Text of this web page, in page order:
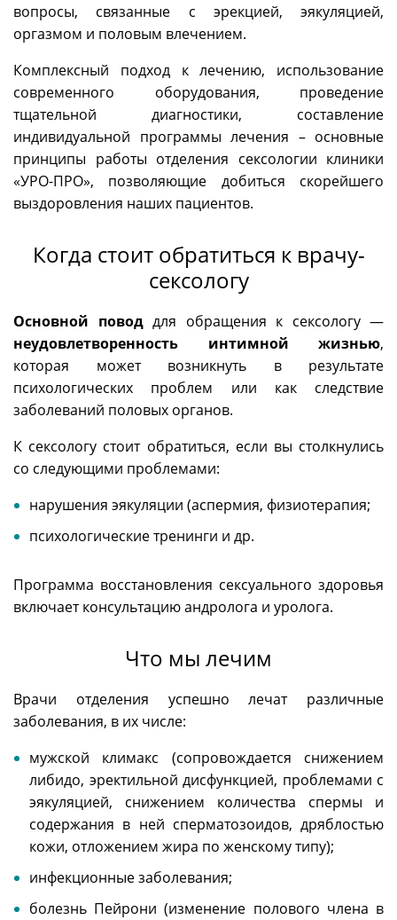
вопросы, связанные с эрекцией, эякуляцией,
оргазмом и половым влечением.
Комплексный подход к лечению, использование
современного оборудования, проведение
тщательной диагностики, составление
индивидуальной программы лечения – основные
принципы работы отделения сексологии клиники
«УРО-ПРО», позволяющие добиться скорейшего
выздоровления наших пациентов.
Когда стоит обратиться к врачу-
сексологу
Основной поводдля обращения к сексологу —
неудовлетворенность интимной жизнью,
которая может возникнуть в результате
психологических проблем или как следствие
заболеваний половых органов.
К сексологу стоит обратиться, если вы столкнулись
со следующими проблемами:
нарушения эякуляции (аспермия, физиотерапия;
психологические тренинги и др.
Программа восстановления сексуального здоровья
включает консультацию андролога и уролога.
Что мы лечим
Врачи отделения успешно лечат различные
заболевания, в их числе:
мужской климакс (сопровождается снижением
либидо, эректильной дисфункцией, проблемами с
эякуляцией, снижением количества спермы и
содержания в ней сперматозоидов, дряблостью
кожи, отложением жира по женскому типу);
инфекционные заболевания;
болезнь Пейрони (изменение полового члена в